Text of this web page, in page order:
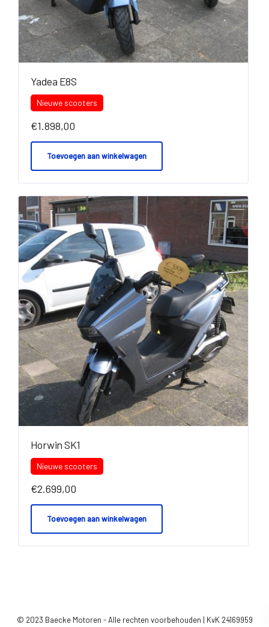
Yadea E8S
Nieuwe scooters
€1.898,00
Toevoegen aan winkelwagen
Horwin SK1
Nieuwe scooters
€2.699,00
Toevoegen aan winkelwagen
© 2023 Baecke Motoren - Alle rechten voorbehouden | KvK 24169959